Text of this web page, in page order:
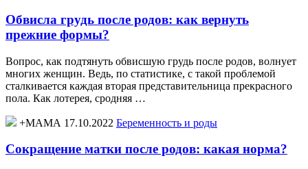
Обвисла грудь после родов: как вернуть
прежние формы?
Вопрос, как подтянуть обвисшую грудь после родов, волнует
многих женщин. Ведь, по статистике, с такой проблемой
сталкивается каждая вторая представительница прекрасного
пола. Как лотерея, сродняя …
+МАМА 17.10.2022 Беременность и роды
Сокращение матки после родов: какая норма?